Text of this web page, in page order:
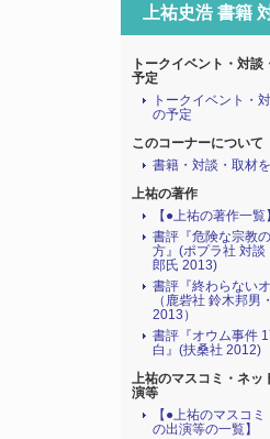
上祐史浩 書籍
トークイベント・対談
予定
トークイベント・
の予定
このコーナーについて
書籍・対談・取材
上祐の著作
【●上祐の著作一覧】
書評『危険な宗教
方』(ポプラ社 対談
郎氏 2013)
書評『終わらないオ
（鹿砦社 鈴木邦男
2013）
書評『オウム事件
白』(扶桑社 2012)
上祐のマスコミ・ネッ
演等
【●上祐のマスコ
の出演等の一覧】